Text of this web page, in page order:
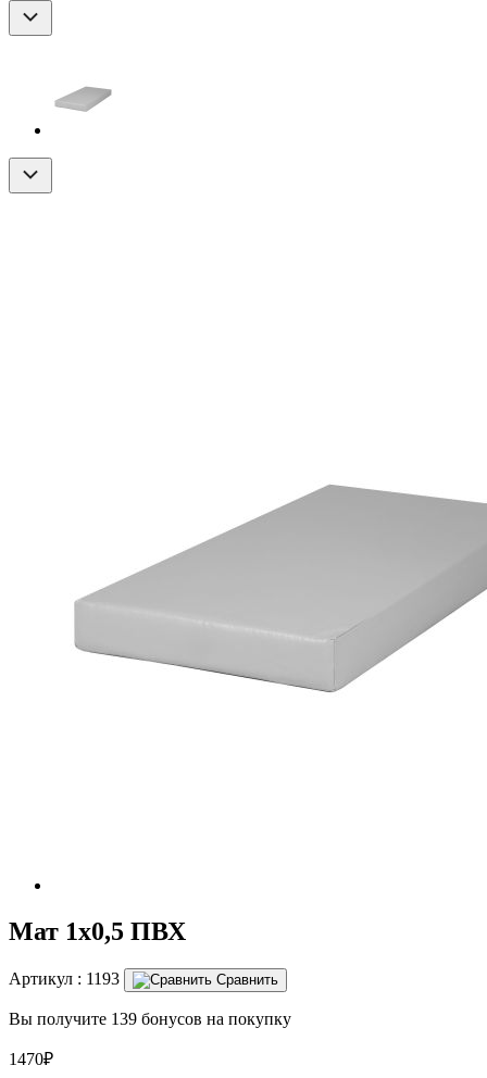
Мат 1х0,5 ПВХ
Артикул : 1193 Сравнить
Вы получите 139 бонусов на покупку
1470₽